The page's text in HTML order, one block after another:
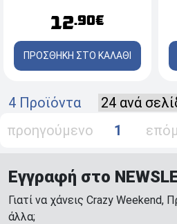
12.90€
ΠΡΟΣΘΗΚΗ ΣΤΟ ΚΑΛΑΘΙ
4 Προϊόντα
προηγούμενο
1
Εγγραφή στο
Γιατί να χάνεις Crazy Weekend,
άλλα;